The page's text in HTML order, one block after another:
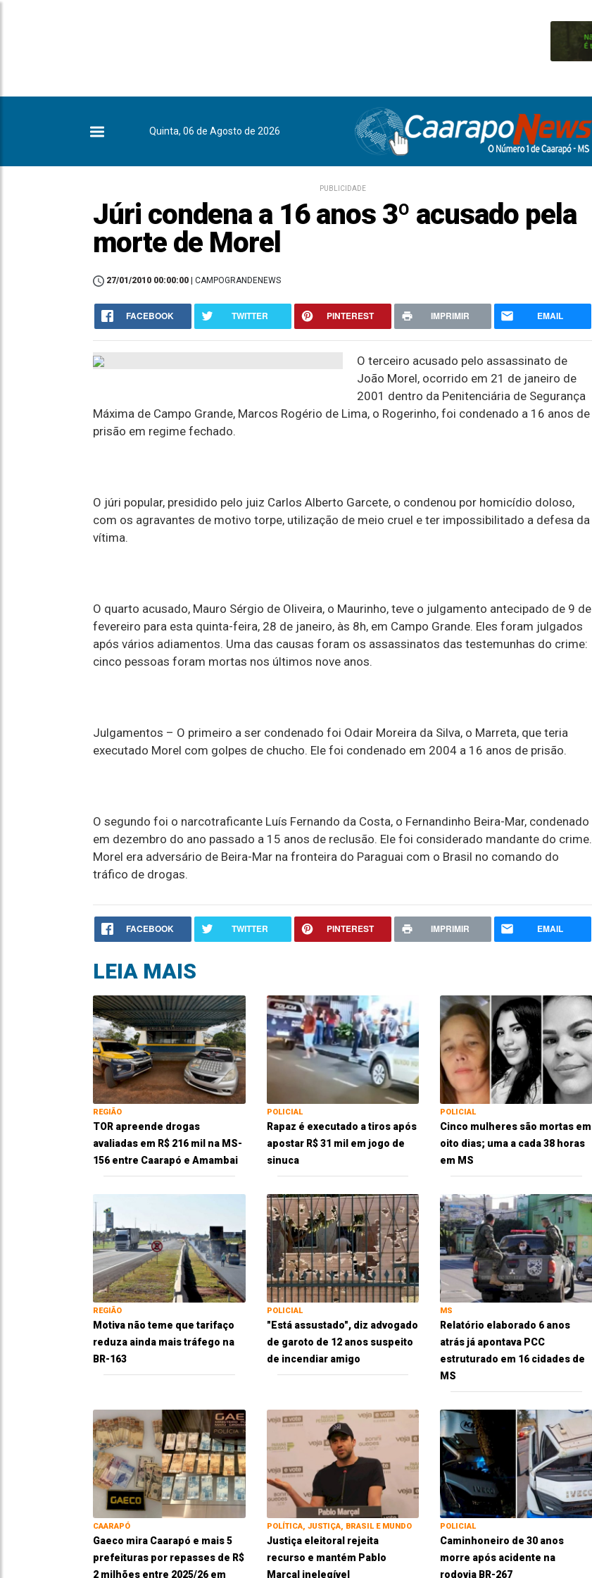
Quinta, 06 de Agosto de 2026
PUBLICIDADE
Júri condena a 16 anos 3º acusado pela
morte de Morel
27/01/2010 00:00:00 | CAMPOGRANDENEWS
FACEBOOK TWITTER PINTEREST IMPRIMIR EMAIL
O terceiro acusado pelo assassinato de
João Morel, ocorrido em 21 de janeiro de
2001 dentro da Penitenciária de Segurança
Máxima de Campo Grande, Marcos Rogério de Lima, o Rogerinho, foi condenado a 16 anos de
prisão em regime fechado.
O júri popular, presidido pelo juiz Carlos Alberto Garcete, o condenou por homicídio doloso,
com os agravantes de motivo torpe, utilização de meio cruel e ter impossibilitado a defesa da
vítima.
O quarto acusado, Mauro Sérgio de Oliveira, o Maurinho, teve o julgamento antecipado de 9 de
fevereiro para esta quinta-feira, 28 de janeiro, às 8h, em Campo Grande. Eles foram julgados
após vários adiamentos. Uma das causas foram os assassinatos das testemunhas do crime:
cinco pessoas foram mortas nos últimos nove anos.
Julgamentos – O primeiro a ser condenado foi Odair Moreira da Silva, o Marreta, que teria
executado Morel com golpes de chucho. Ele foi condenado em 2004 a 16 anos de prisão.
O segundo foi o narcotraficante Luís Fernando da Costa, o Fernandinho Beira-Mar, condenado
em dezembro do ano passado a 15 anos de reclusão. Ele foi considerado mandante do crime.
Morel era adversário de Beira-Mar na fronteira do Paraguai com o Brasil no comando do
tráfico de drogas.
FACEBOOK TWITTER PINTEREST IMPRIMIR EMAIL
LEIA MAIS
REGIÃO
TOR apreende drogas
avaliadas em R$ 216 mil na MS-
156 entre Caarapó e Amambai
POLICIAL
Rapaz é executado a tiros após
apostar R$ 31 mil em jogo de
sinuca
POLICIAL
Cinco mulheres são mortas em
oito dias; uma a cada 38 horas
em MS
REGIÃO
Motiva não teme que tarifaço
reduza ainda mais tráfego na
BR-163
POLICIAL
"Está assustado", diz advogado
de garoto de 12 anos suspeito
de incendiar amigo
MS
Relatório elaborado 6 anos
atrás já apontava PCC
estruturado em 16 cidades de
MS
CAARAPÓ
Gaeco mira Caarapó e mais 5
prefeituras por repasses de R$
2 milhões entre 2025/26 em
POLÍTICA, JUSTIÇA, BRASIL E MUNDO
Justiça eleitoral rejeita
recurso e mantém Pablo
Marçal inelegível
POLICIAL
Caminhoneiro de 30 anos
morre após acidente na
rodovia BR-267